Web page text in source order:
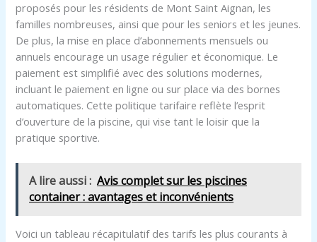
proposés pour les résidents de Mont Saint Aignan, les
familles nombreuses, ainsi que pour les seniors et les jeunes.
De plus, la mise en place d’abonnements mensuels ou
annuels encourage un usage régulier et économique. Le
paiement est simplifié avec des solutions modernes,
incluant le paiement en ligne ou sur place via des bornes
automatiques. Cette politique tarifaire reflète l’esprit
d’ouverture de la piscine, qui vise tant le loisir que la
pratique sportive.
A lire aussi : Avis complet sur les piscines
container : avantages et inconvénients
Voici un tableau récapitulatif des tarifs les plus courants à